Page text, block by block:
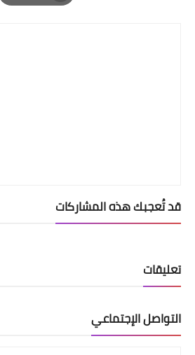
Print
قد تُعجبك هذه المشاركات
تعليقات
التواصل الإجتماعي